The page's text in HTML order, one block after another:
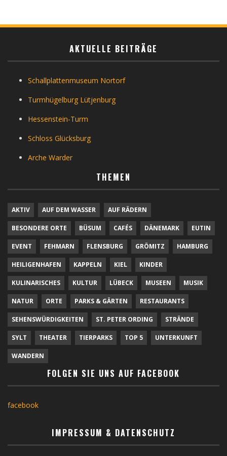
AKTUELLE BEITRÄGE
Schallplattenmuseum Nortorf
Turmhügelburg Lütjenburg
Hessenstein-Turm
Schloss Glücksburg
Arche Warder
THEMEN
AKTIV AUF DEM WASSER AUF RÄDERN
BESONDERE ORTE BÜSUM CAFÉS DÄNEMARK EUTIN
EVENT FEHMARN FLENSBURG GRÖMITZ HAMBURG
HEILIGENHAFEN KAPPELN KIEL KINDER
KULINARISCHES KULTUR LÜBECK MUSEEN MUSIK
NATUR ORTE PARKS & GÄRTEN RESTAURANTS
SEHENSWÜRDIGKEITEN ST. PETER ORDING STRÄNDE
SYLT THEATER TIERPARKS TOP 5 UNTERKUNFT
WANDERN
FOLGEN SIE UNS AUF FACEBOOK
facebook
IMPRESSUM & DATENSCHUTZ